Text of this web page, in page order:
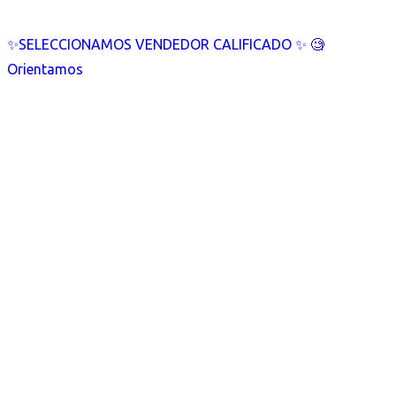
✨SELECCIONAMOS VENDEDOR CALIFICADO ✨ 🧐
Orientamos